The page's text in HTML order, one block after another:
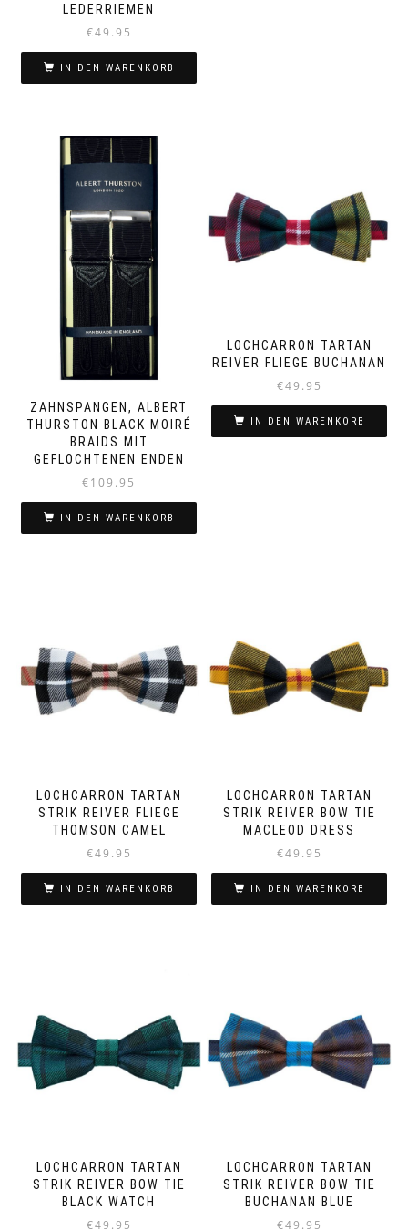
LEDERRIEMEN
€49.95
IN DEN WARENKORB
ZAHNSPANGEN, ALBERT
THURSTON BLACK MOIRÉ
BRAIDS MIT
GEFLOCHTENEN ENDEN
€109.95
IN DEN WARENKORB
LOCHCARRON TARTAN
REIVER FLIEGE BUCHANAN
€49.95
IN DEN WARENKORB
LOCHCARRON TARTAN
STRIK REIVER FLIEGE
THOMSON CAMEL
€49.95
IN DEN WARENKORB
LOCHCARRON TARTAN
STRIK REIVER BOW TIE
MACLEOD DRESS
€49.95
IN DEN WARENKORB
LOCHCARRON TARTAN
STRIK REIVER BOW TIE
BLACK WATCH
€49.95
LOCHCARRON TARTAN
STRIK REIVER BOW TIE
BUCHANAN BLUE
€49.95